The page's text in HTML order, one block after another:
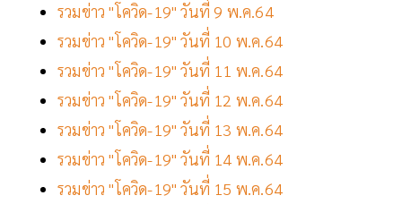
รวมข่าว "โควิด-19" วันที่ 9 พ.ค.64
รวมข่าว "โควิด-19" วันที่ 10 พ.ค.64
รวมข่าว "โควิด-19" วันที่ 11 พ.ค.64
รวมข่าว "โควิด-19" วันที่ 12 พ.ค.64
รวมข่าว "โควิด-19" วันที่ 13 พ.ค.64
รวมข่าว "โควิด-19" วันที่ 14 พ.ค.64
รวมข่าว "โควิด-19" วันที่ 15 พ.ค.64